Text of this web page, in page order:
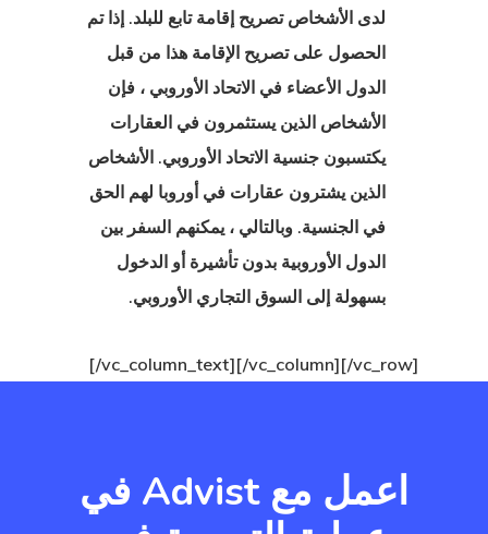
لدى الأشخاص تصريح إقامة تابع للبلد. إذا تم
الحصول على تصريح الإقامة هذا من قبل
الدول الأعضاء في الاتحاد الأوروبي ، فإن
الأشخاص الذين يستثمرون في العقارات
يكتسبون جنسية الاتحاد الأوروبي. الأشخاص
الذين يشترون عقارات في أوروبا لهم الحق
في الجنسية. وبالتالي ، يمكنهم السفر بين
الدول الأوروبية بدون تأشيرة أو الدخول
بسهولة إلى السوق التجاري الأوروبي.
[/vc_column_text][/vc_column][/vc_row]
اعمل مع Advist في
البيانات
عن
الدفع فشلت
أسعار الوكيل
التي
لها؟